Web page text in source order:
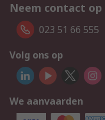
Neem contact op
023 51 66 555
Volg ons op
We aanvaarden